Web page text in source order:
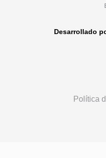
Desarrollado
Política